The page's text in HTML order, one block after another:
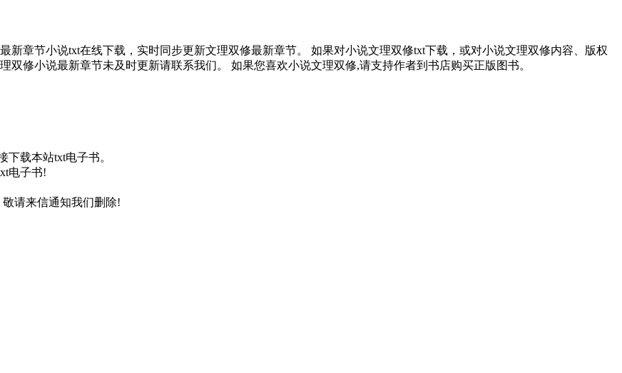
章节小说txt在线下载，实时同步更新文理双修最新章节。 如果对小说文理双修txt下载，或对小说文理双修内容、版权
修小说最新章节未及时更新请联系我们。 如果您喜欢小说文理双修,请支持作者到书店购买正版图书。
载本站txt电子书。
电子书!
请来信通知我们删除!